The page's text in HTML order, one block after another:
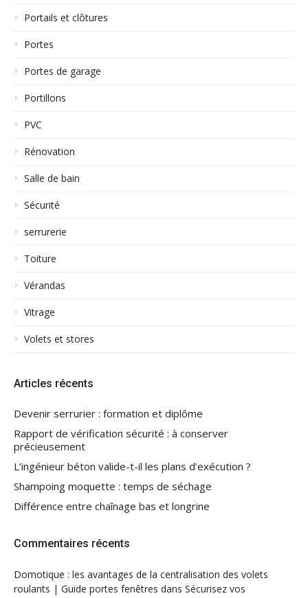
Portails et clôtures
Portes
Portes de garage
Portillons
PVC
Rénovation
Salle de bain
Sécurité
serrurerie
Toiture
Vérandas
Vitrage
Volets et stores
Articles récents
Devenir serrurier : formation et diplôme
Rapport de vérification sécurité : à conserver
précieusement
L’ingénieur béton valide-t-il les plans d’exécution ?
Shampoing moquette : temps de séchage
Différence entre chaînage bas et longrine
Commentaires récents
Domotique : les avantages de la centralisation des volets
roulants | Guide portes fenêtres dans Sécurisez vos